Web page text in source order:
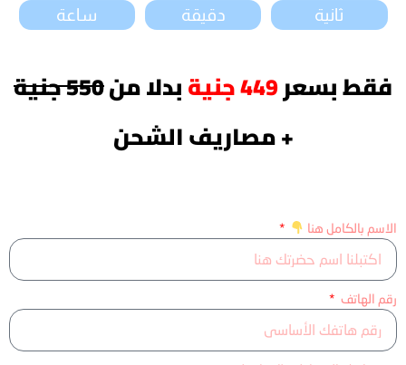
ساعة دقيقة ثانية
فقط بسعر449 جنية بدلا من550 جنية
+ مصاريف الشحن
الاسم بالكامل هنا
رقم الهاتف